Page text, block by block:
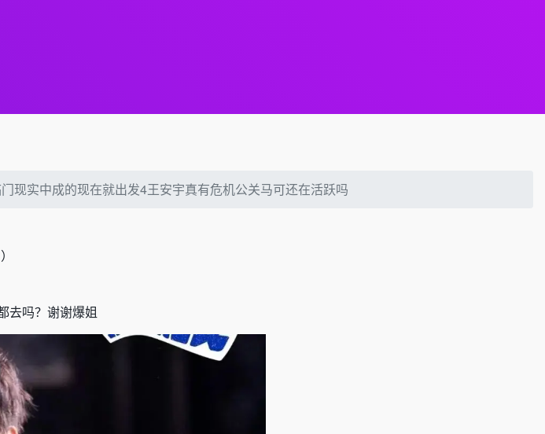
现实中成的现在就出发4王安宇真有危机公关马可还在活跃吗
去吗？谢谢爆姐